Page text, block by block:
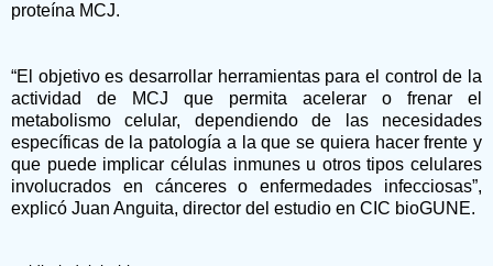
proteína MCJ.
“El objetivo es desarrollar herramientas para el control de la
actividad de MCJ que permita acelerar o frenar el
metabolismo celular, dependiendo de las necesidades
específicas de la patología a la que se quiera hacer frente y
que puede implicar células inmunes u otros tipos celulares
involucrados en cánceres o enfermedades infecciosas”,
explicó Juan Anguita, director del estudio en CIC bioGUNE.